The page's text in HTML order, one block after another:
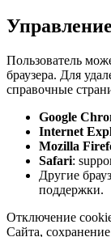
Пользователь
браузера. Для
справочные
Google
Internet
Mozilla
Safari:
Другие
поддержки.
Отключение
Сайта,